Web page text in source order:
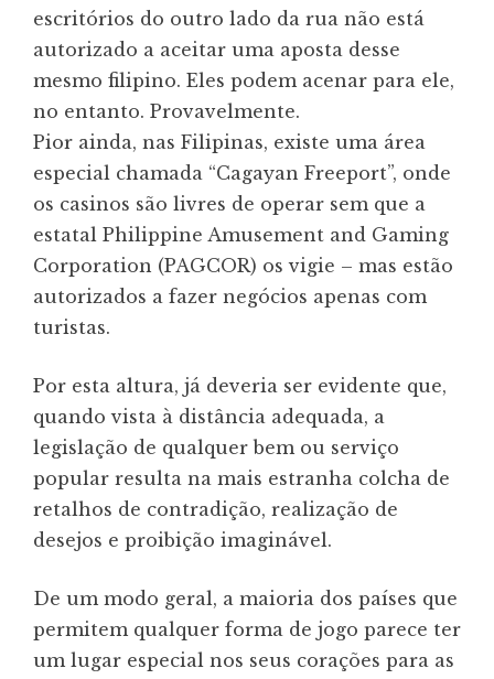
escritórios do outro lado da rua não está
autorizado a aceitar uma aposta desse
mesmo filipino. Eles podem acenar para ele,
no entanto. Provavelmente.
Pior ainda, nas Filipinas, existe uma área
especial chamada “Cagayan Freeport”, onde
os casinos são livres de operar sem que a
estatal Philippine Amusement and Gaming
Corporation (PAGCOR) os vigie – mas estão
autorizados a fazer negócios apenas com
turistas.
Por esta altura, já deveria ser evidente que,
quando vista à distância adequada, a
legislação de qualquer bem ou serviço
popular resulta na mais estranha colcha de
retalhos de contradição, realização de
desejos e proibição imaginável.
De um modo geral, a maioria dos países que
permitem qualquer forma de jogo parece ter
um lugar especial nos seus corações para as